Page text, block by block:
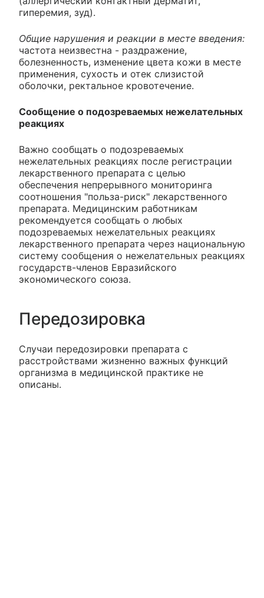
гиперемия, зуд).
Общие нарушения и реакции в месте введения:
частота неизвестна - раздражение,
болезненность, изменение цвета кожи в месте
применения, сухость и отек слизистой
оболочки, ректальное кровотечение.
Сообщение о подозреваемых нежелательных
реакциях
Важно сообщать о подозреваемых
нежелательных реакциях после регистрации
лекарственного препарата с целью
обеспечения непрерывного мониторинга
соотношения "польза-риск" лекарственного
препарата. Медицинским работникам
рекомендуется сообщать о любых
подозреваемых нежелательных реакциях
лекарственного препарата через национальную
систему сообщения о нежелательных реакциях
государств-членов Евразийского
экономического союза.
Передозировка
Случаи передозировки препарата с
расстройствами жизненно важных функций
организма в медицинской практике не
описаны.